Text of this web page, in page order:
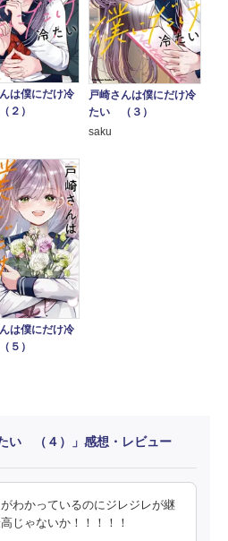
は僕にだけ冷
２）
戸崎さんは僕にだけ冷
たい （３）
saku
は僕にだけ冷
５）
い （４）」感想・レビュー
わかっているのにジレジレが継
じゃないか！！！！！